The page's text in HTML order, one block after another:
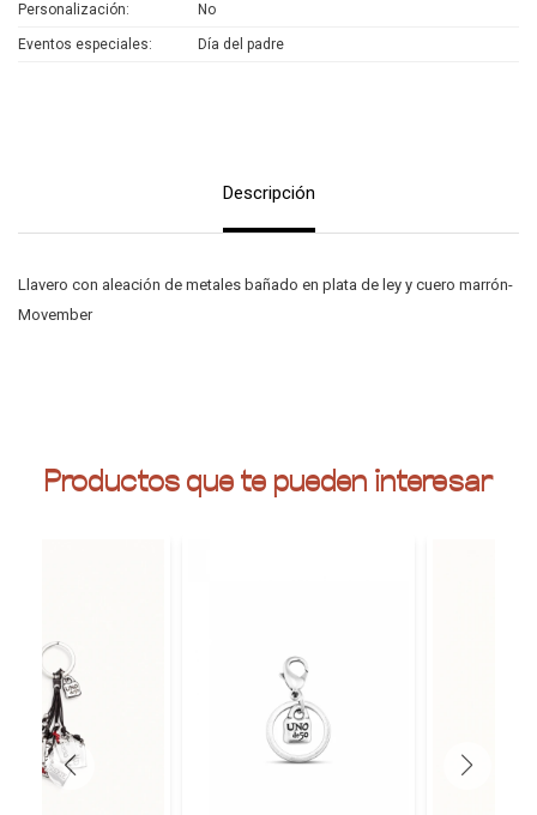
Personalización No
Eventos especiales Día del padre
Descripción
Llavero con aleación de metales bañado en plata de ley y cuero marrón-
Movember
Productos que te pueden interesar